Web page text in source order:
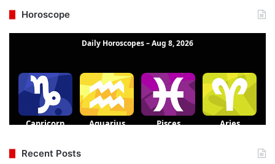
Horoscope
Recent Posts